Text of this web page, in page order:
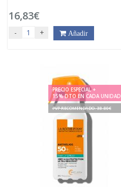
16,83€
- + Añadir
PRECIO ESPECIAL +
15% DTO EN CADA UNIDAD
PVP RECOMENDADO. 38.80€